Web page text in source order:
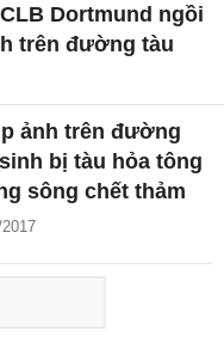
Dortmund ngồi
trên đường tàu
ảnh trên đường
bị tàu hỏa tông
sông chết thảm